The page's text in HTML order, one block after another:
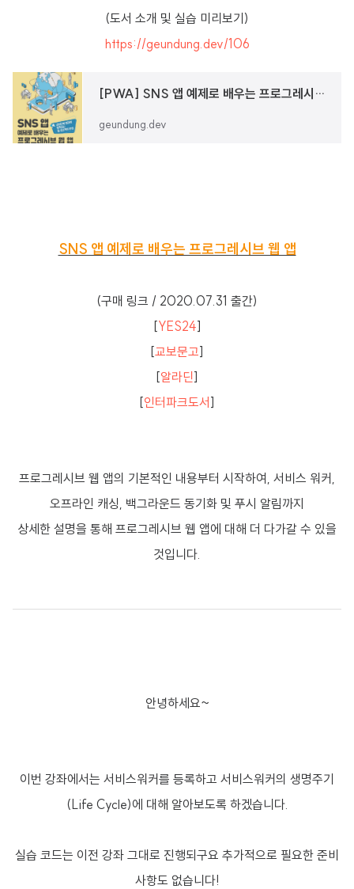
(도서 소개 및 실습 미리보기)
https://geundung.dev/106
[PWA] SNS 앱 예제로 배우는 프로그레시브 웹 앱 출간!
geundung.dev
SNS 앱 예제로 배우는 프로그레시브 웹 앱
(구매 링크 / 2020.07.31 출간)
[YES24]
[교보문고]
[알라딘]
[인터파크도서 ]
프로그레시브 웹 앱의 기본적인 내용부터 시작하여, 서비스 워커,
오프라인 캐싱, 백그라운드 동기화 및 푸시 알림까지
상세한 설명을 통해 프로그레시브 웹 앱에 대해 더 다가갈 수 있을
것입니다.
안녕하세요~
이번 강좌에서는 서비스워커를 등록하고 서비스워커의 생명주기
(Life Cycle)에 대해 알아보도록 하겠습니다.
실습 코드는 이전 강좌 그대로 진행되구요 추가적으로 필요한 준비
사항도 없습니다!